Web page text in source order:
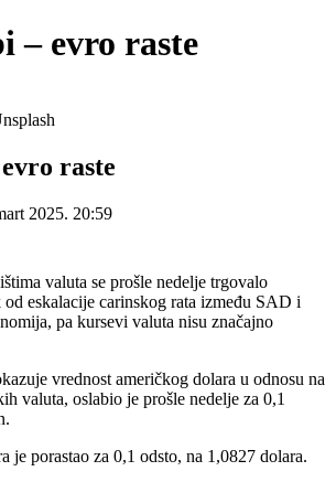
– evro raste
raste
2025. 20:59
valuta se prošle nedelje trgovalo
eskalacije carinskog rata između SAD i
pa kursevi valuta nisu značajno
vrednost američkog dolara u odnosu na
valuta, oslabio je prošle nedelje za 0,1
je porastao za 0,1 odsto, na 1,0827 dolara.